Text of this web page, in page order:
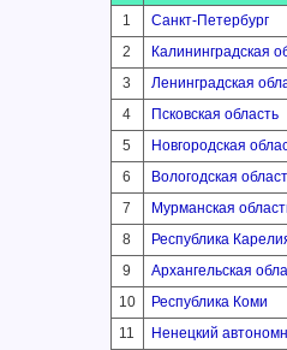
1 Санкт-Петербург
2
Калининградская
3
Ленинградская
4
Псковская область
5
Новгородская
6
Вологодская
7
Мурманская
8
Республика
9
Архангельская
10
Республика Коми
11
Ненецкий